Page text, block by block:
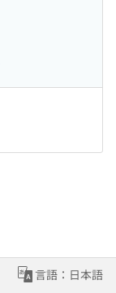
言語：日本語